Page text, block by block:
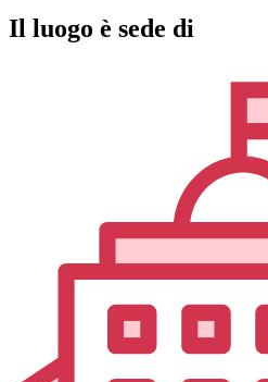
Il luogo è sede di